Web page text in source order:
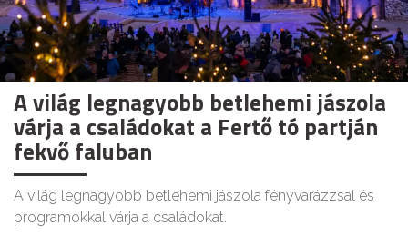
A világ legnagyobb betlehemi jászola
várja a családokat a Fertő tó partján
fekvő faluban
A világ legnagyobb betlehemi jászola fényvarázzsal és
programokkal várja a családokat.